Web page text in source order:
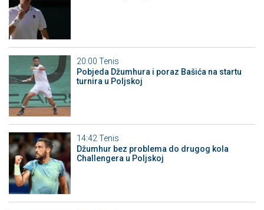
20:00 Tenis
Pobjeda Džumhura i poraz Bašića na startu
turnira u Poljskoj
14:42 Tenis
Džumhur bez problema do drugog kola
Challengera u Poljskoj